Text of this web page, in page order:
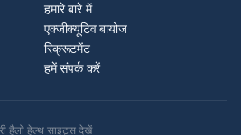
हमारे बारे में
एक्जीक्यूटिव बायोज
रिक्रूटमेंट
हमें संपर्क करें
हैलो हेल्थ साइट्स देखें